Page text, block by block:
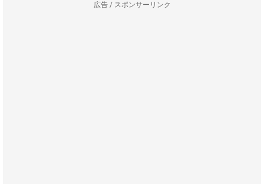
広告 / スポンサーリンク